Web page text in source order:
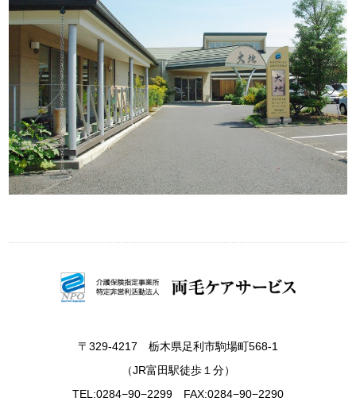
〒329-4217 栃木県足利市駒場町568-1
（JR富田駅徒歩１分）
TEL:0284−90−2299 FAX:0284−90−2290